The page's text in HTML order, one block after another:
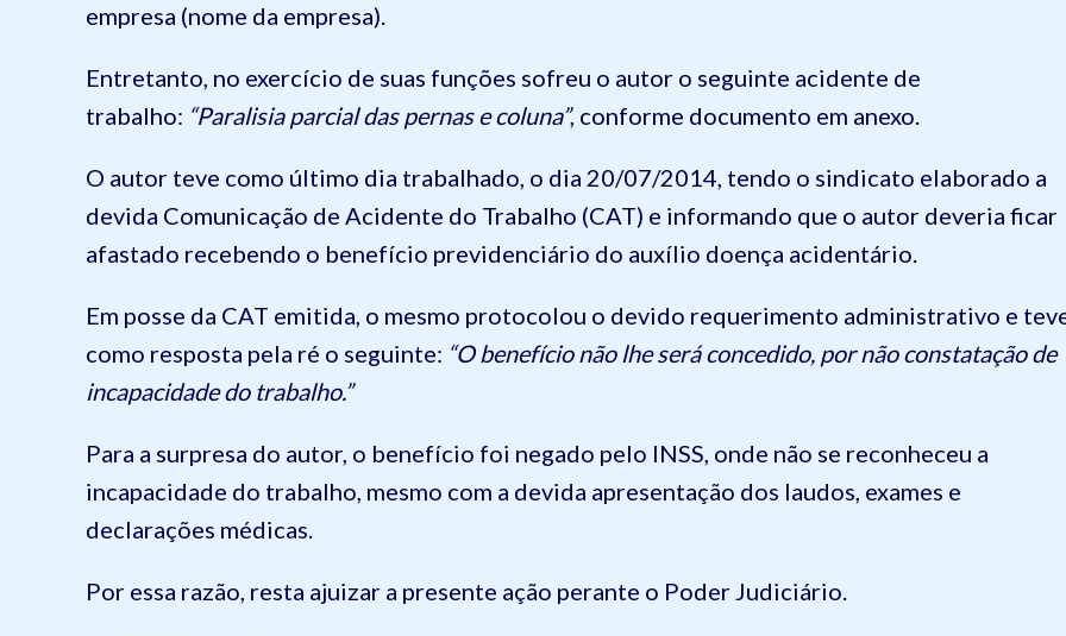
empresa (nome da empresa).
Entretanto, no exercício de suas funções sofreu o autor o seguinte acidente de
trabalho: “Paralisia parcial das pernas e coluna”, conforme documento em anexo.
O autor teve como último dia trabalhado, o dia 20/07/2014, tendo o sindicato elaborado a
devida Comunicação de Acidente do Trabalho (CAT) e informando que o autor deveria ficar
afastado recebendo o benefício previdenciário do auxílio doença acidentário.
Em posse da CAT emitida, o mesmo protocolou o devido requerimento administrativo e
como resposta pela ré o seguinte: “O benefício não lhe será concedido, por não constatação de
incapacidade do trabalho.”
Para a surpresa do autor, o benefício foi negado pelo INSS, onde não se reconheceu a
incapacidade do trabalho, mesmo com a devida apresentação dos laudos, exames e
declarações médicas.
Por essa razão, resta ajuizar a presente ação perante o Poder Judiciário.